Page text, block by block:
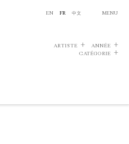
EN FR 中文 MENU
ARTISTE
ANNÉE
CATÉGORIE